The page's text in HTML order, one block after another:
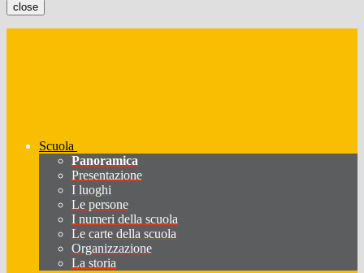
close
Scuola
Panoramica
Presentazione
I luoghi
Le persone
I numeri della scuola
Le carte della scuola
Organizzazione
La storia